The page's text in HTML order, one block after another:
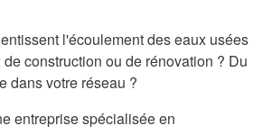
l'écoulement des eaux usées
construction ou de rénovation ? Du
dans votre réseau ?
entreprise spécialisée en